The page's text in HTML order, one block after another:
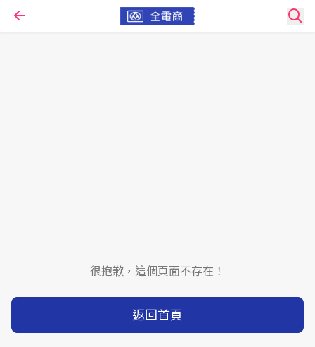
很抱歉，這個頁面不存在！
返回首頁